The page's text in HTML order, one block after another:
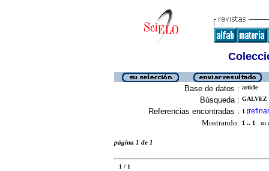
Base de datos : article
Búsqueda : GALVEZ
Referencias encontradas : 1 [refinar
Mostrando: 1 .. 1 en
página 1 de 1
1 / 1